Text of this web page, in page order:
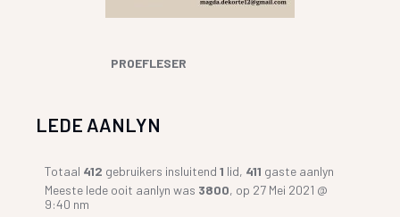
PROEFLESER
LEDE AANLYN
Totaal 412 gebruikers insluitend1 lid, 411 gaste aanlyn
Meeste lede ooit aanlyn was 3800, op 27 Mei 2021 @
9:40 nm